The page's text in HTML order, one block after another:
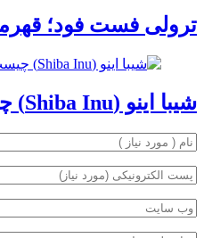
ترولی فست فود؛
شیبا اینو (Shiba Inu) چیست؟ معرفی میم کوین محبوب در دنیای ارزهای دیجیتال